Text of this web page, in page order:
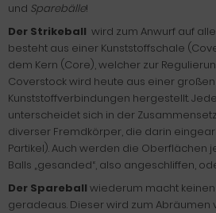
und Sparebälle!
Der Strikeball wird zum Anwurf auf
besteht aus einer Kunststoffschale
dem Kern (Core), welcher zur
Coverstock wird heute aus einer
Kunststoffverbindungen hergestellt.
unterscheidet sich in der
diverser Fremdkörper, die darin
Partikel). Auch werden die Oberflächen
Balls „gesanded“, also angeschliffen,
Der Spareball wiederum macht
geradeaus. Dieser wird zum